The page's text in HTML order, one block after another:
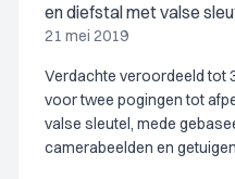
en diefstal met valse
21 mei 2019
Verdachte veroordeeld tot
voor twee pogingen tot
valse sleutel, mede
camerabeelden en